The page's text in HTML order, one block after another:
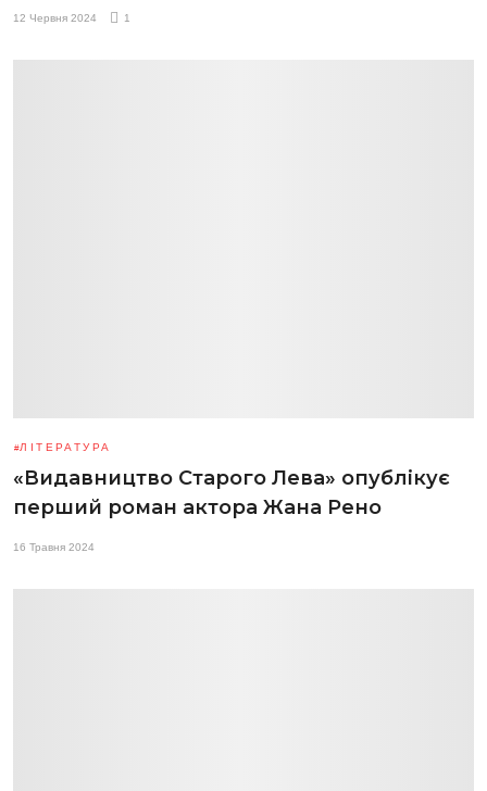
12 Червня 2024 1
ЛІТЕРАТУРА
«Видавництво Старого Лева» опублікує
перший роман актора Жана Рено
16 Травня 2024